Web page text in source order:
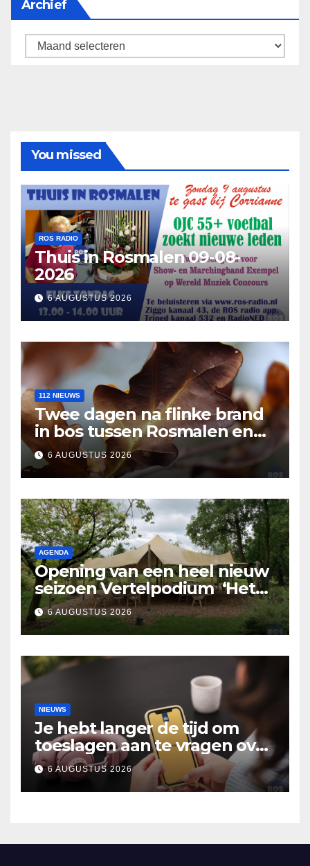
Archief
Archief
You missed
ROS RADIO
Thuis in Rosmalen 09-08-
2026
6 AUGUSTUS 2026
112 NIEUWS
Twee dagen na flinke brand
in bos tussen Rosmalen en
Nuland
6 AUGUSTUS 2026
AGENDA
Opening van een heel nieuw
seizoen Vertelpodium ‘Het
Lopende Vuur’. Landelijke
verhalen in Bomentuin D’n
Hooidonk
6 AUGUSTUS 2026
NIEUWS
Je hebt langer de tijd om
toeslagen aan te vragen over
2025
6 AUGUSTUS 2026